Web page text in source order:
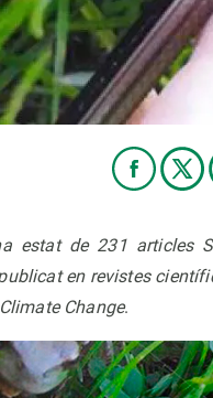
estat de 231 articles
en revistes
Change.